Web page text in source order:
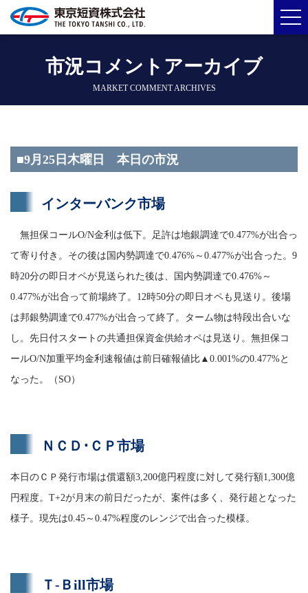
市況コメントアーカイブ
MARKET COMMENT ARCHIVES
■9月25日木曜日 本日の市況
インターバンク市場
無担保コールO/N金利は低下。足許は地銀調達で0.477%が出合っ
て寄り付き。その後は国内勢調達で0.476%～0.477%が出合った。9
時20分の即日オペが見送られた後は、国内勢調達で0.476%～
0.477%が出合って前場終了。12時50分の即日オペも見送り。後場
は邦銀勢調達で0.477%が出合って終了。ターム物は特段出合いな
し。先日付スタートの共通担保資金供給オペは見送り。無担保コ
ールO/N加重平均金利速報値は前日確報値比▲0.001%の0.477%と
なった。（SO）
ＮＣＤ･ＣＰ市場
本日のＣＰ発行市場は償還額3,200億円程度に対して発行額1,300億
円程度。T+2が月末の前日だったが、案件は多く、発行超となった
様子。現先は0.45～0.47%程度のレンジで出合った模様。
Ｔ-Ｂill市場